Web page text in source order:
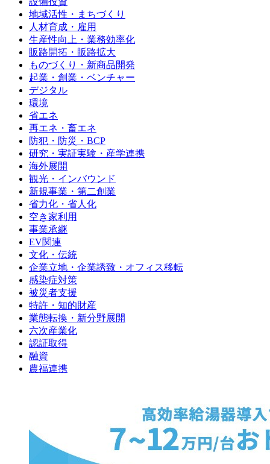
地域活性・まちづくり
人材育成・雇用
生産性向上・業務効率化
販路開拓・販路拡大
ものづくり・新商品開発
起業・創業・ベンチャー
デジタル
環境
省エネ
再エネ・畜エネ
防犯・防災・BCP
研究・実証実験・産学連携
海外展開
観光・インバウンド
新規事業・第二創業
省力化・省人化
空き家利用
事業承継
EV関連
文化・伝統
企業立地・企業誘致・オフィス移転
感染症対策
被災者支援
特許・知的財産
業態転換・新分野展開
六次産業化
認証取得
融資
農福連携